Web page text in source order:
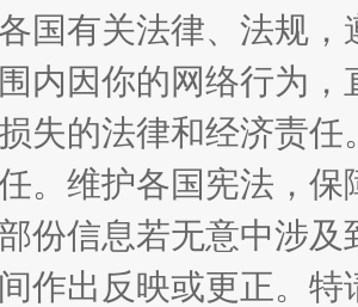
博鳌关键词
魏明
国有关法律、法规
内因你的网络行为
失的法律和经济责
。维护各国宪法，
份信息若无意中涉
作出反映或更正。